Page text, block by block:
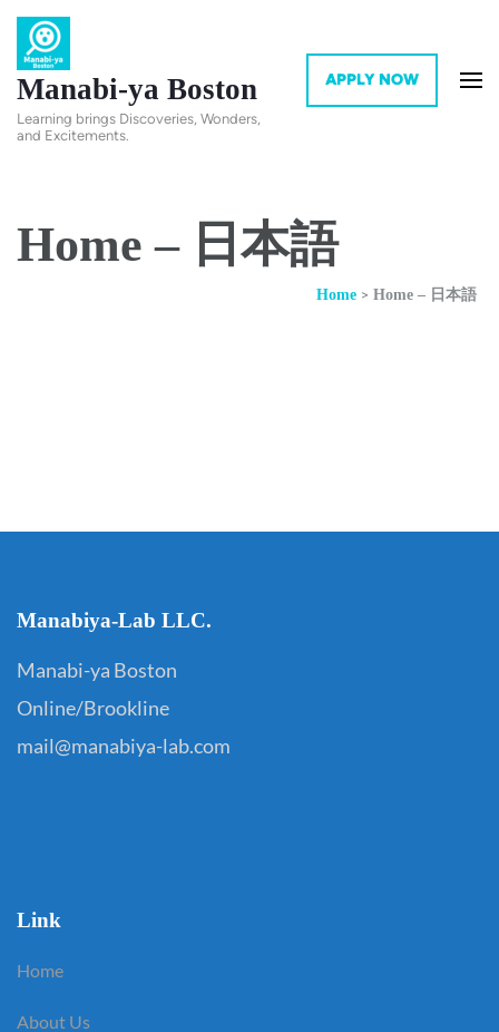
Manabi-ya Boston
Learning brings Discoveries, Wonders,
and Excitements.
APPLY NOW
Home – 日本語
Home > Home – 日本語
Manabiya-Lab LLC.
Manabi-ya Boston
Online/Brookline
mail@manabiya-lab.com
Link
Home
About Us